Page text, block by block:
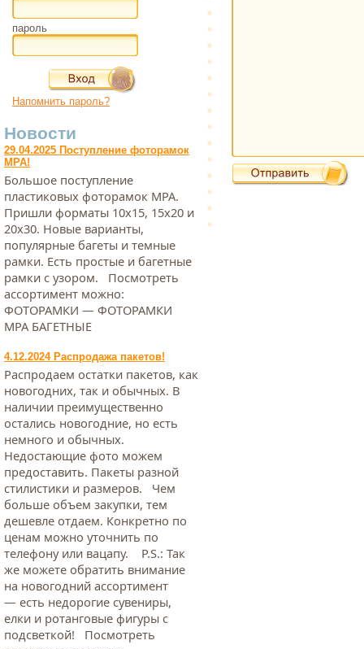
пароль
Напомнить пароль?
Новости
29.04.2025 Поступление фоторамок
МРА!
Большое поступление
пластиковых фоторамок МРА.
Пришли форматы 10х15, 15х20 и
20х30. Новые варианты,
популярные багеты и темные
рамки. Есть простые и багетные
рамки с узором. Посмотреть
ассортимент можно:
ФОТОРАМКИ — ФОТОРАМКИ
МРА БАГЕТНЫЕ
4.12.2024 Распродажа пакетов!
Распродаем остатки пакетов, как
новогодних, так и обычных. В
наличии преимущественно
остались новогодние, но есть
немного и обычных.
Недостающие фото можем
предоставить. Пакеты разной
стилистики и размеров. Чем
больше объем закупки, тем
дешевле отдаем. Конкретно по
ценам можно уточнить по
телефону или вацапу. Р.S.: Так
же можете обратить внимание
на новогодний ассортимент
— есть недорогие сувениры,
елки и ротанговые фигуры с
подсветкой! Посмотреть